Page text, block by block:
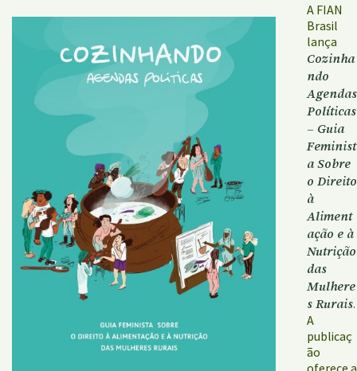
A FIAN
Brasil
lança
Cozinha
ndo
Agendas
Políticas
– Guia
Feminist
a Sobre
o Direito
à
Aliment
ação e à
Nutrição
das
Mulhere
s Rurais.
A
publicaç
ão
oferece a